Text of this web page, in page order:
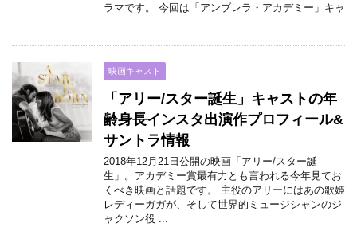
ラマです。 今回は「アンブレラ・アカデミー」キャ
映画キャスト
「アリー/スター誕生」キャストの年
齢身長インスタ出演作プロフィール&
サントラ情報
2018年12月21日公開の映画「アリー/スター誕
生」。アカデミー賞最有力とも言われる今年見てお
くべき映画と話題です。 主役のアリーにはあの歌姫
レディーガガが、そして世界的ミュージシャンのジ
ャクソン役 ...